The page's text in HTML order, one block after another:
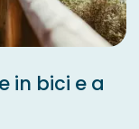
in bici e a